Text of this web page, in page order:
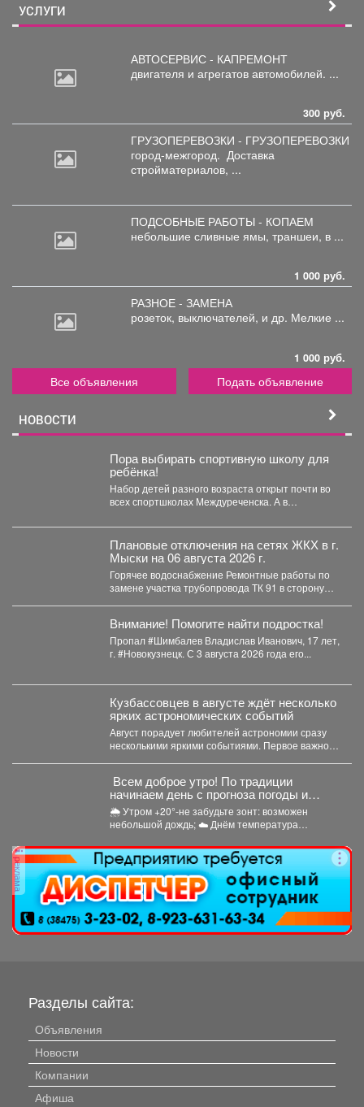
УСЛУГИ
АВТОСЕРВИС - КАПРЕМОНТ
двигателя и агрегатов автомобилей. ...
300 руб.
ГРУЗОПЕРЕВОЗКИ - ГРУЗОПЕРЕВОЗКИ
город-межгород. Доставка
стройматериалов, ...
ПОДСОБНЫЕ РАБОТЫ - КОПАЕМ
небольшие сливные ямы, траншеи, в ...
1 000 руб.
РАЗНОЕ - ЗАМЕНА
розеток, выключателей, и др. Мелкие ...
1 000 руб.
Все объявления Подать объявление
НОВОСТИ
Пора выбирать спортивную школу для
ребёнка!
Набор детей разного возраста открыт почти во
всех спортшколах Междуреченска. А в
Плановые отключения на сетях ЖКХ в г.
Мыски на 06 августа 2026 г.
Горячее водоснабжение Ремонтные работы по
замене участка трубопровода ТК 91 в сторону
Внимание! Помогите найти подростка!
Пропал #Шимбалев Владислав Иванович, 17 лет,
г. #Новокузнецк. С 3 августа 2026 года его...
Кузбассовцев в августе ждёт несколько
ярких астрономических событий
Август порадует любителей астрономии сразу
несколькими яркими событиями. Первое важное
Всем доброе утро! По традиции
начинаем день с прогноза погоды и
щепотки народной мудрости
🌦 Утром +20°-не забудьте зонт: возможен
небольшой дождь; ☁️ Днём температура
реклама
Разделы сайта:
Объявления
Новости
Компании
Афиша